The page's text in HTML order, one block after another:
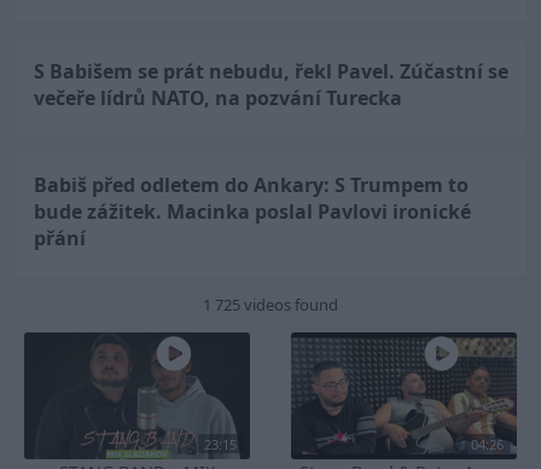
S Babišem se prát nebudu, řekl Pavel. Zúčastní se
večeře lídrů NATO, na pozvání Turecka
Babiš před odletem do Ankary: S Trumpem to
bude zážitek. Macinka poslal Pavlovi ironické
přání
1 725 videos found
23:15 04:26